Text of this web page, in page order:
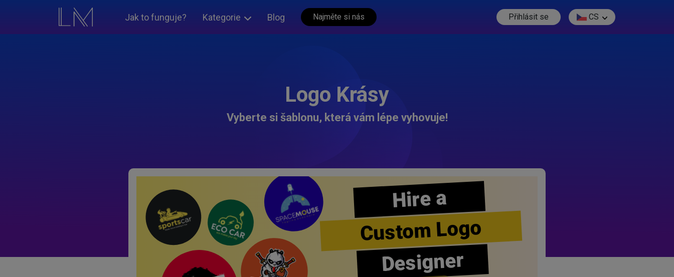
Jak to funguje? Kategorie Blog Najměte si nás Přihlásit se CS
Logo Krásy
Vyberte si šablonu, která vám lépe vyhovuje!
Hire a
Custom Logo
Designer